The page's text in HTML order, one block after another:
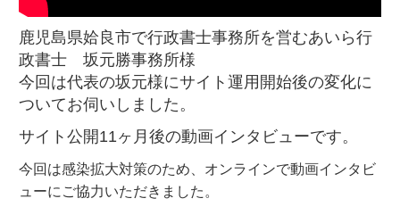
鹿児島県姶良市で行政書士事務所を営むあいら行
政書士 坂元勝事務所様
今回は代表の坂元様にサイト運用開始後の変化に
ついてお伺いしました。
サイト公開11ヶ月後の動画インタビューです。
今回は感染拡大対策のため、オンラインで動画インタビ
ューにご協力いただきました。